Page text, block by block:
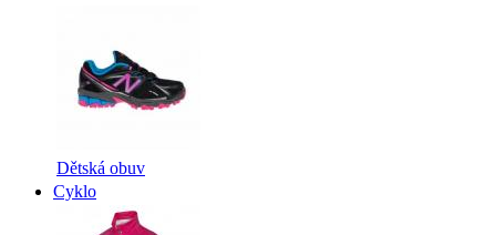
Dětská obuv
Cyklo